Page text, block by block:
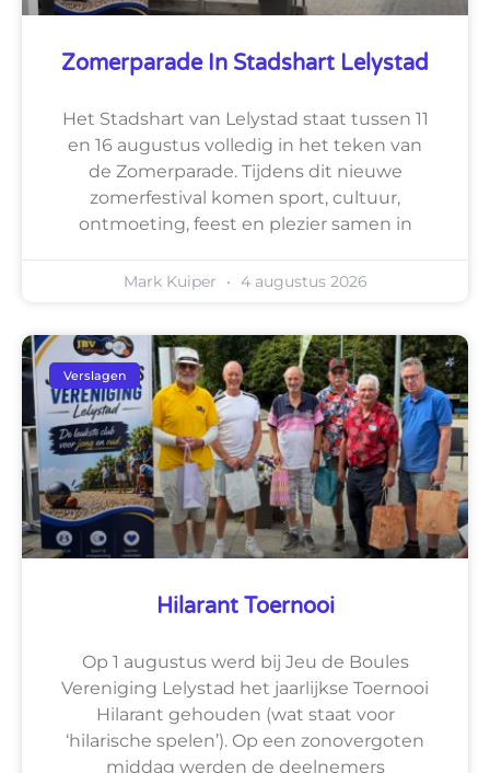
Zomerparade In Stadshart Lelystad
Het Stadshart van Lelystad staat tussen 11
en 16 augustus volledig in het teken van
de Zomerparade. Tijdens dit nieuwe
zomerfestival komen sport, cultuur,
ontmoeting, feest en plezier samen in
Mark Kuiper 4 augustus 2026
Verslagen
Hilarant Toernooi
Op 1 augustus werd bij Jeu de Boules
Vereniging Lelystad het jaarlijkse Toernooi
Hilarant gehouden (wat staat voor
‘hilarische spelen’). Op een zonovergoten
middag werden de deelnemers